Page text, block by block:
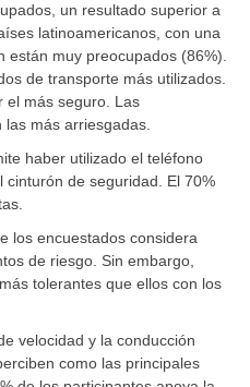
un resultado superior a
latinoamericanos, con una
muy preocupados (86%).
de transporte más utilizados.
el más seguro. Las
más arriesgadas.
haber utilizado el teléfono
de seguridad. El 70%
los encuestados considera
de riesgo. Sin embargo,
tolerantes que ellos con los
velocidad y la conducción
como las principales